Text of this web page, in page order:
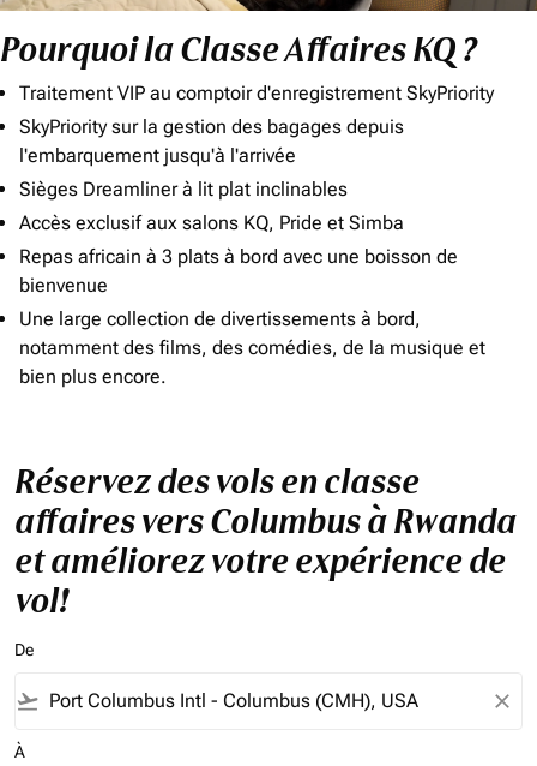
Pourquoi la Classe Affaires KQ ?
Traitement VIP au comptoir d'enregistrement SkyPriority
SkyPriority sur la gestion des bagages depuis
l'embarquement jusqu'à l'arrivée
Sièges Dreamliner à lit plat inclinables
Accès exclusif aux salons KQ, Pride et Simba
Repas africain à 3 plats à bord avec une boisson de
bienvenue
Une large collection de divertissements à bord,
notamment des films, des comédies, de la musique et
bien plus encore.
Réservez des vols en classe
affaires vers Columbus à Rwanda
et améliorez votre expérience de
vol!
De
flight_takeoff close
À